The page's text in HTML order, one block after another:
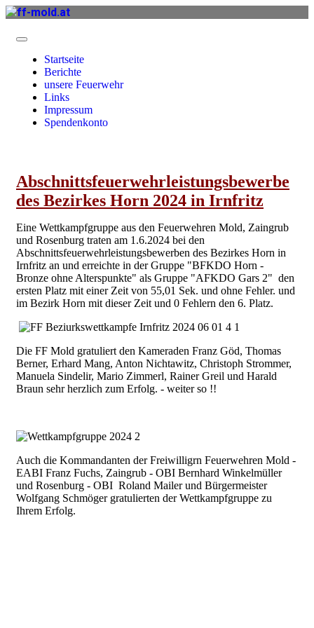
Startseite
Berichte
unsere Feuerwehr
Links
Impressum
Spendenkonto
Abschnittsfeuerwehrleistungsbewerbe
des Bezirkes Horn 2024 in Irnfritz
Eine Wettkampfgruppe aus den Feuerwehren Mold, Zaingrub
und Rosenburg traten am 1.6.2024 bei den
Abschnittsfeuerwehrleistungsbewerben des Bezirkes Horn in
Irnfritz an und erreichte in der Gruppe "BFKDO Horn -
Bronze ohne Alterspunkte" als Gruppe "AFKDO Gars 2" den
ersten Platz mit einer Zeit von 55,01 Sek. und ohne Fehler. und
im Bezirk Horn mit dieser Zeit und 0 Fehlern den 6. Platz.
Die FF Mold gratuliert den Kameraden Franz Göd, Thomas
Berner, Erhard Mang, Anton Nichtawitz, Christoph Strommer,
Manuela Sindelir, Mario Zimmerl, Rainer Greil und Harald
Braun sehr herzlich zum Erfolg. - weiter so !!
Auch die Kommandanten der Freiwilligrn Feuerwehren Mold -
EABI Franz Fuchs, Zaingrub - OBI Bernhard Winkelmüller
und Rosenburg - OBI Roland Mailer und Bürgermeister
Wolfgang Schmöger gratulierten der Wettkampfgruppe zu
Ihrem Erfolg.